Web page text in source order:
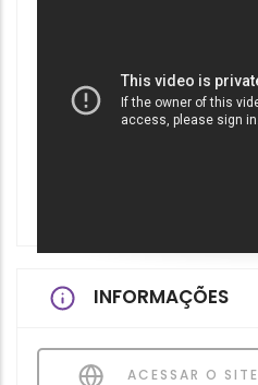
INFORMAÇÕES
ACESSAR O SITE